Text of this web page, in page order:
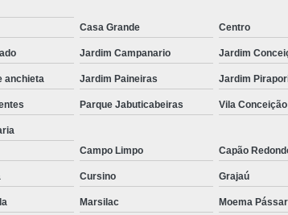
Casa Grande Centro
Jardim Campanario Jardim
anchieta Jardim Paineiras Jardim
Parque Jabuticabeiras Vila Conceição
Campo Limpo Capão
Cursino Grajaú
Marsilac Moema